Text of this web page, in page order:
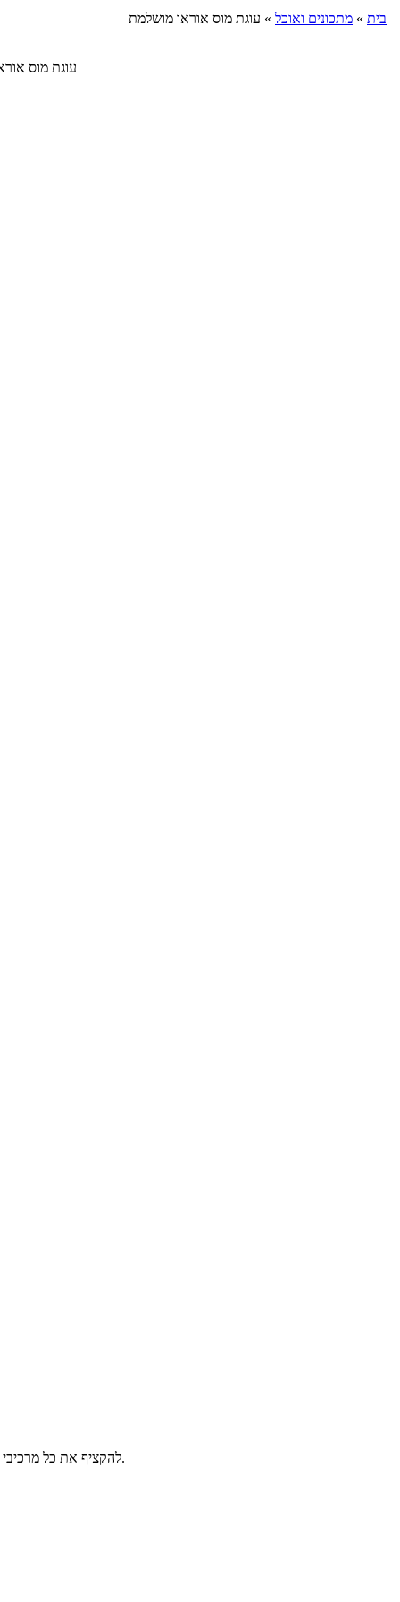
בית » מתכונים ואוכל » עוגת מוס אוראו מושלמת
עוגת מוס אוראו
להקציף את כל מרכיבי קרם האוראו עד לקבלת קצפת יציבה, להוסיף את עוגיות האוראו המרוסקות ולערבב לאיחוד. להעביר את הקרם לתבנית ולשטח בצורה אחידה.